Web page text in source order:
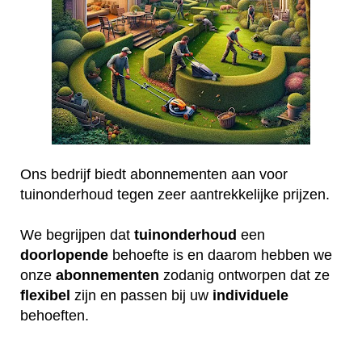
Ons bedrijf biedt abonnementen aan voor
tuinonderhoud tegen zeer aantrekkelijke prijzen.
We begrijpen dat tuinonderhoud een
doorlopende behoefte is en daarom hebben we
onze abonnementen zodanig ontworpen dat ze
flexibel zijn en passen bij uw individuele
behoeften.